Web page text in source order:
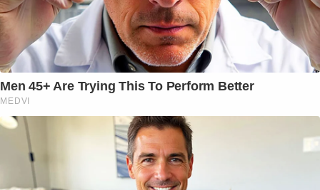
Men 45+ Are Trying This To Perform Better
MEDVI